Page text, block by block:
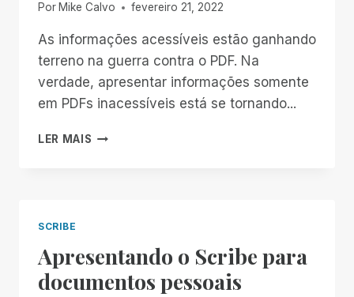
Por Mike Calvo fevereiro 21, 2022
As informações acessíveis estão ganhando
terreno na guerra contra o PDF. Na
verdade, apresentar informações somente
em PDFs inacessíveis está se tornando...
LER MAIS INFORMAÇÕES
A
LEI?
SCRIBE
Apresentando o Scribe para
documentos pessoais